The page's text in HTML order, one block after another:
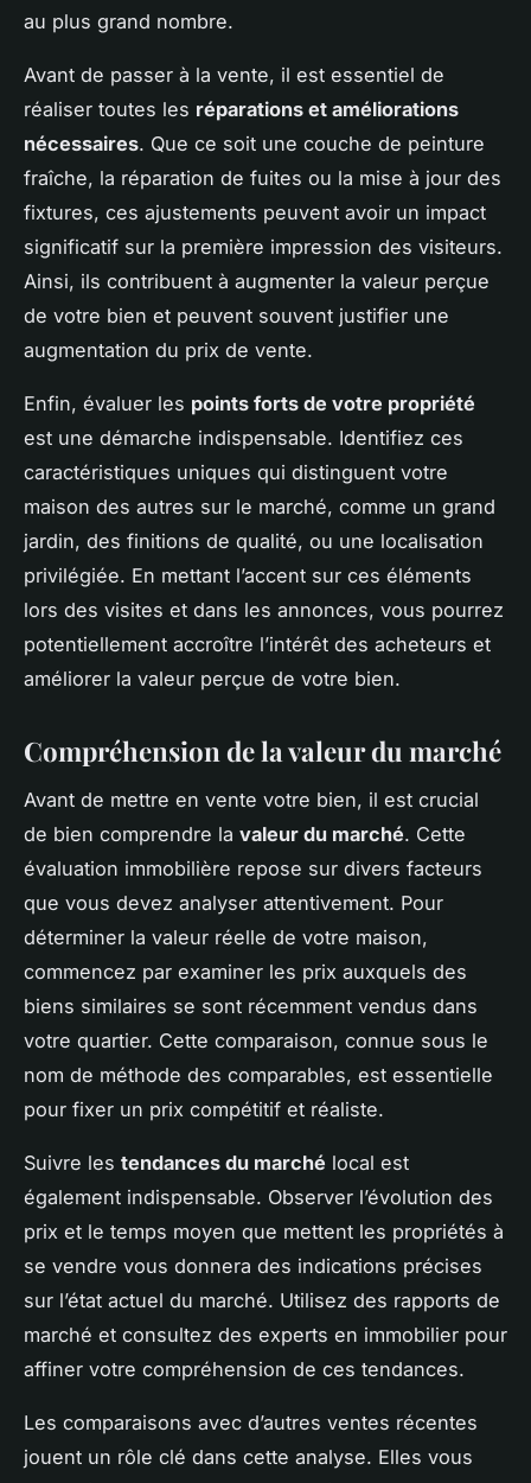
au plus grand nombre.
Avant de passer à la vente, il est essentiel de
réaliser toutes les réparations et améliorations
nécessaires. Que ce soit une couche de peinture
fraîche, la réparation de fuites ou la mise à jour des
fixtures, ces ajustements peuvent avoir un impact
significatif sur la première impression des visiteurs.
Ainsi, ils contribuent à augmenter la valeur perçue
de votre bien et peuvent souvent justifier une
augmentation du prix de vente.
Enfin, évaluer les points forts de votre propriété
est une démarche indispensable. Identifiez ces
caractéristiques uniques qui distinguent votre
maison des autres sur le marché, comme un grand
jardin, des finitions de qualité, ou une localisation
privilégiée. En mettant l’accent sur ces éléments
lors des visites et dans les annonces, vous pourrez
potentiellement accroître l’intérêt des acheteurs et
améliorer la valeur perçue de votre bien.
Compréhension de la valeur du marché
Avant de mettre en vente votre bien, il est crucial
de bien comprendre la valeur du marché. Cette
évaluation immobilière repose sur divers facteurs
que vous devez analyser attentivement. Pour
déterminer la valeur réelle de votre maison,
commencez par examiner les prix auxquels des
biens similaires se sont récemment vendus dans
votre quartier. Cette comparaison, connue sous le
nom de méthode des comparables, est essentielle
pour fixer un prix compétitif et réaliste.
Suivre les tendances du marché local est
également indispensable. Observer l’évolution des
prix et le temps moyen que mettent les propriétés à
se vendre vous donnera des indications précises
sur l’état actuel du marché. Utilisez des rapports de
marché et consultez des experts en immobilier pour
affiner votre compréhension de ces tendances.
Les comparaisons avec d’autres ventes récentes
jouent un rôle clé dans cette analyse. Elles vous